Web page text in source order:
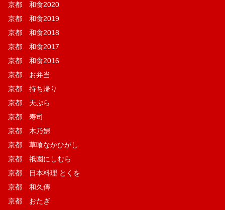
京都 和食2020
京都 和食2019
京都 和食2018
京都 和食2017
京都 和食2016
京都 お弁当
京都 持ち帰り
京都 天ぷら
京都 寿司
京都 木乃婦
京都 草喰なかひがし
京都 祇園にしむら
京都 日本料理 とくを
京都 和久傳
京都 おたぎ